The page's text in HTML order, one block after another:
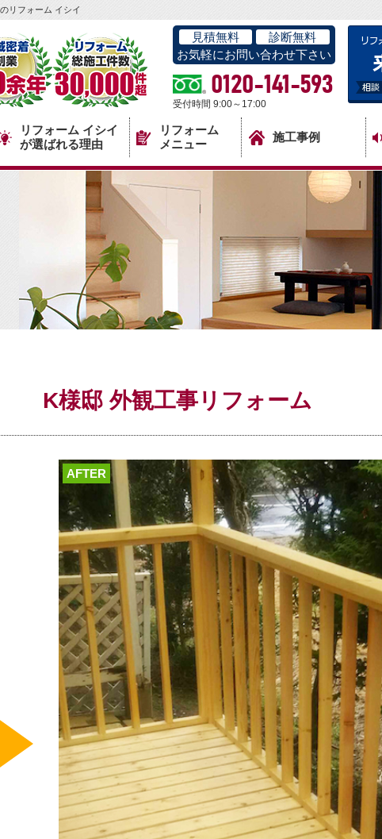
リフォーム イシイ
見積無料
診断無料
お気軽にお問い合わせ下さい
0120-141-593
受付時間 9:00～17:00
リフォーム イシイ
が選ばれる理由
リフォーム
メニュー
施工事例
K様邸 外観工事リフォーム
AFTER